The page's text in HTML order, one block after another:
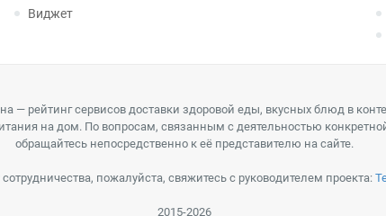
Виджет
— рейтинг сервисов доставки здоровой еды, вкусных блюд в
на дом. По вопросам, связанным с деятельностью
обращайтесь непосредственно к её представителю на сайте.
пожалуйста, свяжитесь с руководителем проекта:
2015-2026